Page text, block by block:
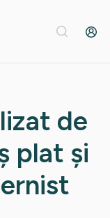
de
plat și